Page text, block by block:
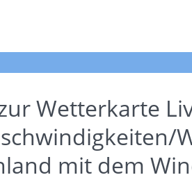
Wetterkarte
mit dem